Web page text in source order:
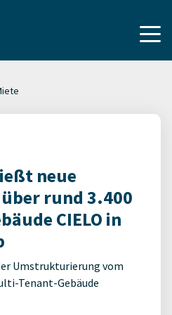
neue
rund 3.400
CIELO in
Umstrukturierung vom
Tenant-Gebäude